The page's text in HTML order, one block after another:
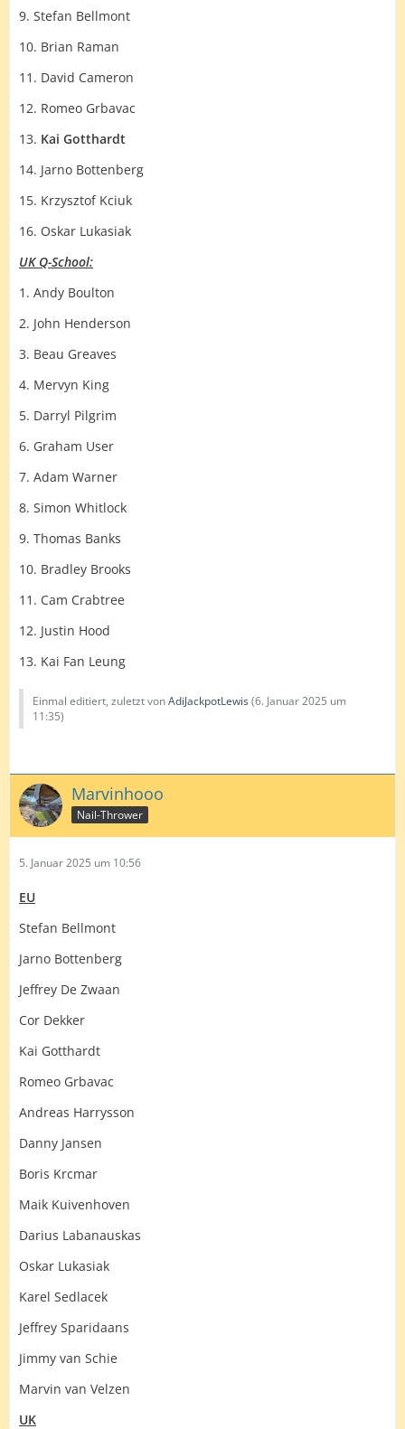
9) Mervyn King
10) Jamie Atkins
11) Reece Colley
12) Lee Evans
13) Mason Whitlock
9. Stefan Bellmont
10. Brian Raman
11. David Cameron
12. Romeo Grbavac
13. Kai Gotthardt
14. Jarno Bottenberg
15. Krzysztof Kciuk
16. Oskar Lukasiak
UK Q-School:
1. Andy Boulton
2. John Henderson
3. Beau Greaves
4. Mervyn King
5. Darryl Pilgrim
6. Graham User
7. Adam Warner
8. Simon Whitlock
9. Thomas Banks
10. Bradley Brooks
11. Cam Crabtree
12. Justin Hood
13. Kai Fan Leung
Einmal editiert, zuletzt vonAdiJackpotLewis(6. Januar 2025 um
11:35)
Marvinhooo
Nail-Thrower
5. Januar 2025 um 10:56
EU
Stefan Bellmont
Jarno Bottenberg
Jeffrey De Zwaan
Cor Dekker
Kai Gotthardt
Romeo Grbavac
Andreas Harrysson
Danny Jansen
Boris Krcmar
Maik Kuivenhoven
Darius Labanauskas
Oskar Lukasiak
Karel Sedlacek
Jeffrey Sparidaans
Jimmy van Schie
Marvin van Velzen
UK